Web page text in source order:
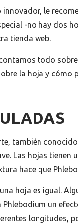
le
-no hay dos
tienda web.
todo
la hoja y cómo
también
Las hojas
hace que
hoja es igual.
un
longitudes,